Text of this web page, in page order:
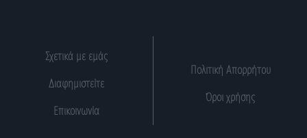
Σχετικά με εμάς
Διαφημιστείτε
Επικοινωνία
Πολιτική Απορρήτου
Όροι χρήσης